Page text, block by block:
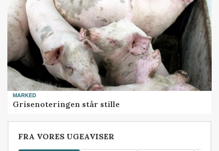
MARKED
Grisenoteringen står stille
FRA VORES UGEAVISER